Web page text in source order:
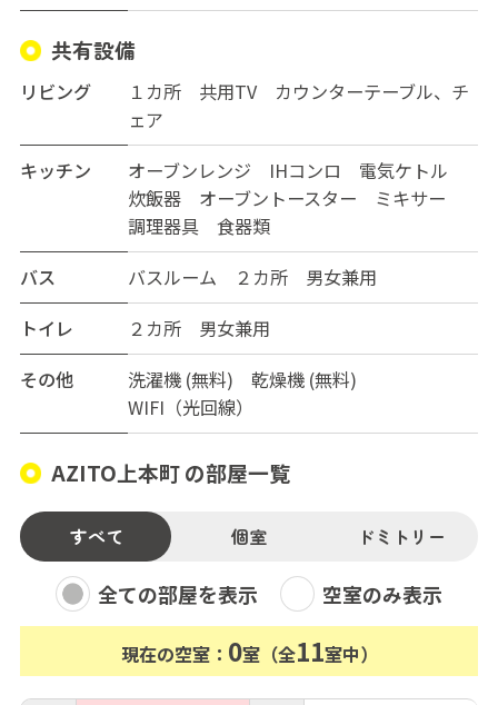
共有設備
リビング
１カ所 共用TV カウンターテーブル、チ
ェア
キッチン
オーブンレンジ IHコンロ 電気ケトル
炊飯器 オーブントースター ミキサー
調理器具 食器類
バス
バスルーム ２カ所 男女兼用
トイレ
２カ所 男女兼用
その他
洗濯機 (無料) 乾燥機 (無料)
WIFI（光回線）
AZITO上本町 の部屋一覧
すべて 個室 ドミトリー
全ての部屋を表示 空室のみ表示
現在の空室： 0室（全11室中）